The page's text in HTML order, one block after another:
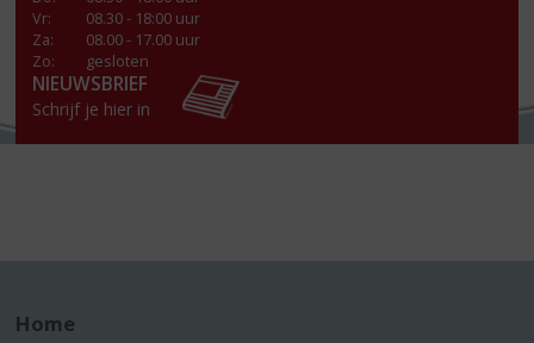
Vr:
08.30 - 18:00 uur
Za:
08.00 - 17.00 uur
Zo:
gesloten
NIEUWSBRIEF
Schrijf je hier in
Home